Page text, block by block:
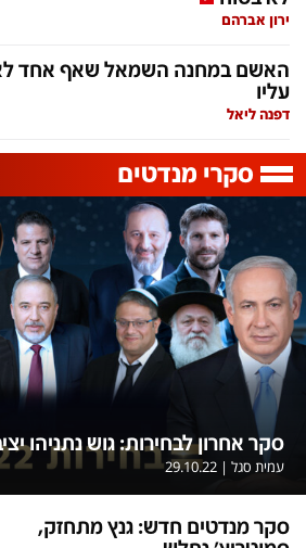
תכניות חדשות 12
המהדורה המרכזית
שבע
שש עם
חמש עם רפי רשף
מהדורה ראשונה
12 בצוהריים
חדשות
מבזקים
הגדרות
מדיניות פרטיות
הסדרי נגישות
פנו אלינו
צרו קשר
לפנייה ב-WhatsApp
ירון אברהם
האשם במחנה השמאל שאף אחד
עליו
דפנה ליאל
סקרי מנדטים
סקר אחרון לבחירות: גוש נתניהו יציב עם 60
עמית סגל |
29.10.22
סקר מנדטים חדש: גנץ מתחזק,